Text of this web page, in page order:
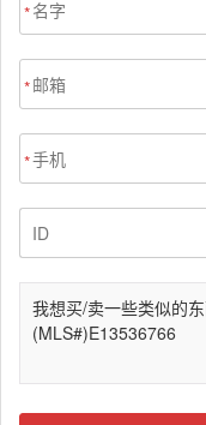
*
*
*